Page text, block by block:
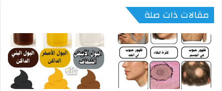
مقالات ذات صلة